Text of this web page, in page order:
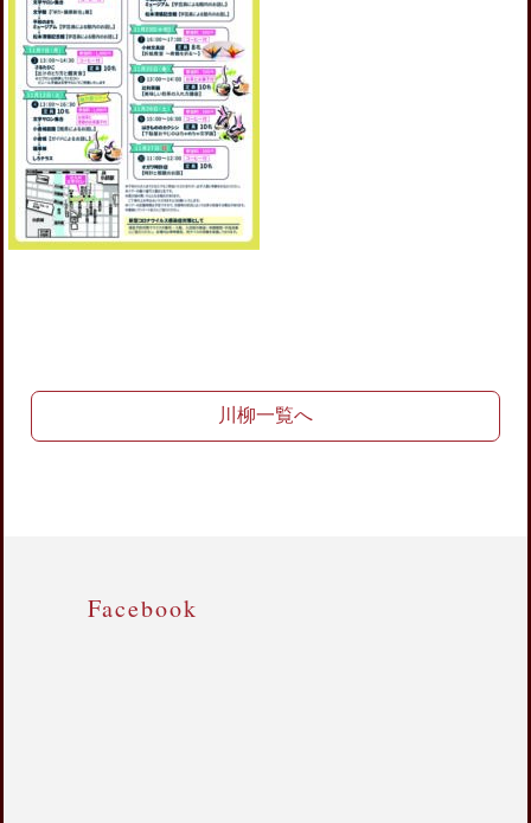
川柳一覧へ
Facebook